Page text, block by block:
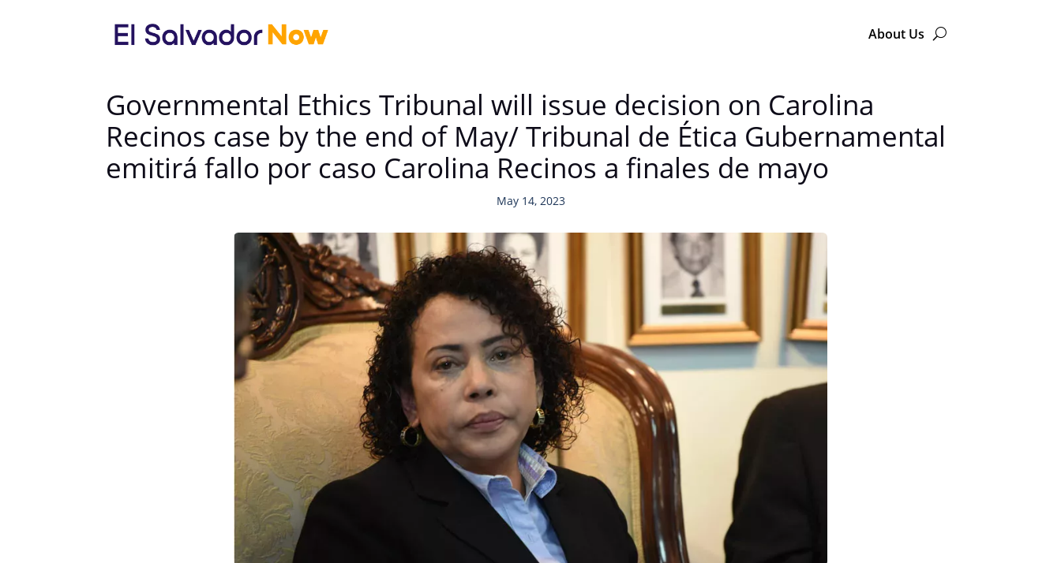
About Us
Governmental Ethics Tribunal will issue decision on Carolina
Recinos case by the end of May/ Tribunal de Ética Gubernamental
emitirá fallo por caso Carolina Recinos a finales de mayo
May 14, 2023